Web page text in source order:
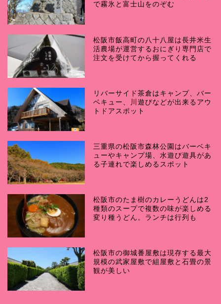
で霧氷と富士山をのぞむ
松阪市飯高町の八十八屋は長井米生
活農場が運営するおにぎり専門店で
注文を受けてから握ってくれる
リバーサイド茶倉はキャンプ、バー
ベキュー、川遊びなどが出来るアウ
トドアスポット
三重県の松阪市森林公園はバーベキ
ューやキャンプ場、水遊び遊具があ
る子連れで楽しめるスポット
松阪市のたま樹のカレーうどんは2
種類のスープで複数の味が楽しめる
変り種うどん。ランチは行列も
松阪市の御城番屋敷は現存する最大
規模の武家屋敷で組屋敷と石畳の景
観が美しい